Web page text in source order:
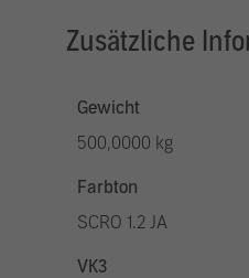
Zusätzliche
Gewicht
500,0000 kg
Farbton
SCRO 1.2 JA
VK3